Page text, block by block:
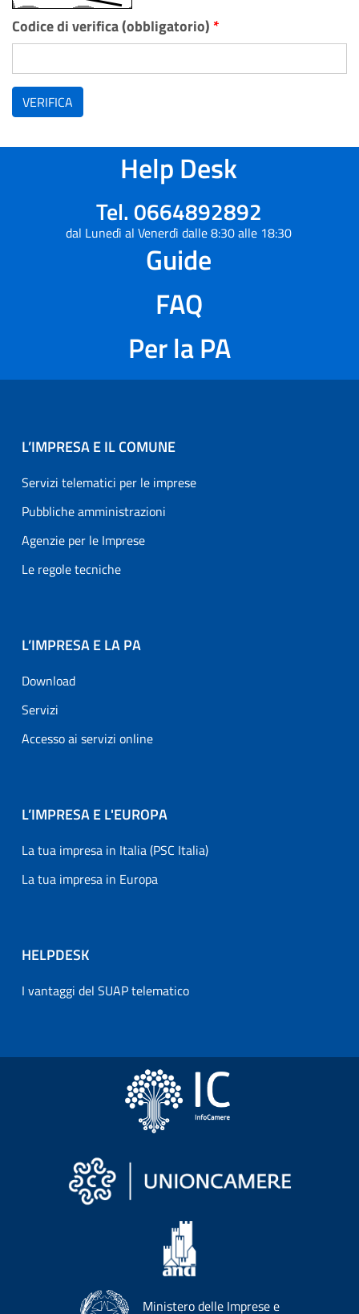
Codice di verifica (obbligatorio) *
VERIFICA
Help Desk
Tel. 0664892892
dal Lunedì al Venerdì dalle 8:30 alle 18:30
Guide
FAQ
Per la PA
L’IMPRESA E IL COMUNE
Servizi telematici per le imprese
Pubbliche amministrazioni
Agenzie per le Imprese
Le regole tecniche
L’IMPRESA E LA PA
Download
Servizi
Accesso ai servizi online
L’IMPRESA E L'EUROPA
La tua impresa in Italia (PSC Italia)
La tua impresa in Europa
HELPDESK
I vantaggi del SUAP telematico
Ministero delle Imprese e